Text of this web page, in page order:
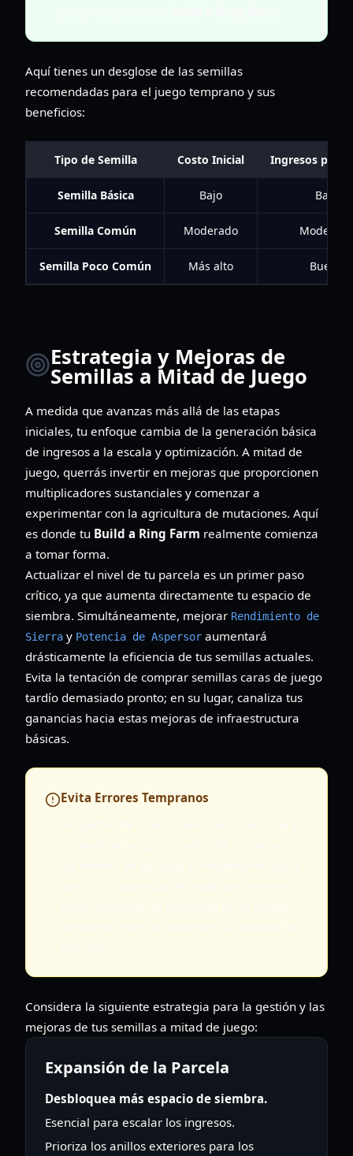
Aquí tienes un desglose de las semillas
recomendadas para el juego temprano y sus
beneficios:
Tipo de Semilla Costo Inicial Ingresos por
Semilla Básica Bajo Bajo
Semilla Común Moderado Moderado
Semilla Poco Común Más alto Bueno
Estrategia y Mejoras de
Semillas a Mitad de Juego
A medida que avanzas más allá de las etapas
iniciales, tu enfoque cambia de la generación básica
de ingresos a la escala y optimización. A mitad de
juego, querrás invertir en mejoras que proporcionen
multiplicadores sustanciales y comenzar a
experimentar con la agricultura de mutaciones. Aquí
es donde tu Build a Ring Farm realmente comienza
a tomar forma.
Actualizar el nivel de tu parcela es un primer paso
crítico, ya que aumenta directamente tu espacio de
siembra. Simultáneamente, mejorar Rendimiento de
Sierra y Potencia de Aspersor aumentará
drásticamente la eficiencia de tus semillas actuales.
Evita la tentación de comprar semillas caras de juego
tardío demasiado pronto; en su lugar, canaliza tus
ganancias hacia estas mejoras de infraestructura
básicas.
Evita Errores Tempranos
Considera la siguiente estrategia para la gestión y las
mejoras de tus semillas a mitad de juego:
Expansión de la Parcela
Desbloquea más espacio de siembra.
Esencial para escalar los ingresos.
Prioriza los anillos exteriores para los